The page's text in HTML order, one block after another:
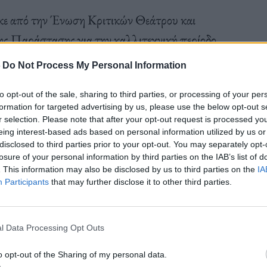
Do Not Process My Personal Information
opt-out of the sale, sharing to third parties, or processing of your
for targeted advertising by us, please use the below opt-out
selection. Please note that after your opt-out request is processed
interest-based ads based on personal information utilized by us
to third parties prior to your opt-out. You may separately
of your personal information by third parties on the IAB’s list of
This information may also be disclosed by us to third parties on the
Participants that may further disclose it to other third parties.
Data Processing Opt Outs
opt-out of the Sharing of my personal data.
από την Ένωση Κριτικών Θεάτρου και
για την καλλιτεχνική περίοδο
στην Άννα Μαρκά Μπονισέλ.
Οι δημιουργοί χρειάζεται να αναλάβουν το
του υλικού, τότε μονάχα μένουν έκθαμβοι από τον
του έργου του Τσέχωφ. Και πάλι, όμως, η
Το έργο χρειάζεται να “διαβαστεί” με τέτοιον
πυρήνα και την αποκάλυψη όλων των
Τσέχωφ προσκαλεί τους δημιουργούς να
σε όλη τη δαιδαλώδη περιπέτεια εξόρυξης των
ακούσεις και να ανταποκριθείς θετικά σε